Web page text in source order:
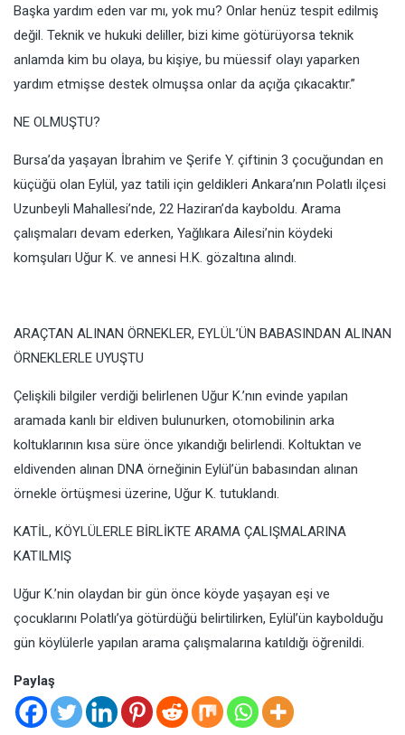
Başka yardım eden var mı, yok mu? Onlar henüz tespit edilmiş
değil. Teknik ve hukuki deliller, bizi kime götürüyorsa teknik
anlamda kim bu olaya, bu kişiye, bu müessif olayı yaparken
yardım etmişse destek olmuşsa onlar da açığa çıkacaktır.”
NE OLMUŞTU?
Bursa’da yaşayan İbrahim ve Şerife Y. çiftinin 3 çocuğundan en
küçüğü olan Eylül, yaz tatili için geldikleri Ankara’nın Polatlı ilçesi
Uzunbeyli Mahallesi’nde, 22 Haziran’da kayboldu. Arama
çalışmaları devam ederken, Yağlıkara Ailesi’nin köydeki
komşuları Uğur K. ve annesi H.K. gözaltına alındı.
ARAÇTAN ALINAN ÖRNEKLER, EYLÜL’ÜN BABASINDAN ALINAN
ÖRNEKLERLE UYUŞTU
Çelişkili bilgiler verdiği belirlenen Uğur K.’nın evinde yapılan
aramada kanlı bir eldiven bulunurken, otomobilinin arka
koltuklarının kısa süre önce yıkandığı belirlendi. Koltuktan ve
eldivenden alınan DNA örneğinin Eylül’ün babasından alınan
örnekle örtüşmesi üzerine, Uğur K. tutuklandı.
KATİL, KÖYLÜLERLE BİRLİKTE ARAMA ÇALIŞMALARINA
KATILMIŞ
Uğur K.’nin olaydan bir gün önce köyde yaşayan eşi ve
çocuklarını Polatlı’ya götürdüğü belirtilirken, Eylül’ün kaybolduğu
gün köylülerle yapılan arama çalışmalarına katıldığı öğrenildi.
Paylaş